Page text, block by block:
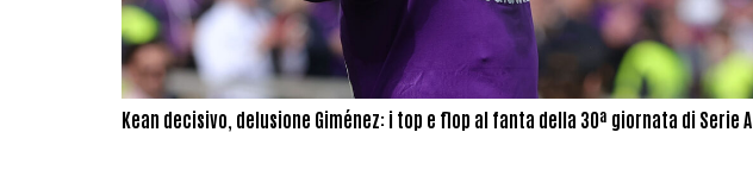
Kean decisivo, delusione Giménez: i top e flop al fanta della 30ª giornata di Serie A